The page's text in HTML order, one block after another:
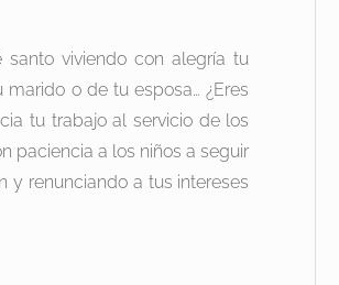
santo viviendo con alegría tu
o de tu esposa… ¿Eres
tu trabajo al servicio de los
paciencia a los niños a seguir
y renunciando a tus intereses